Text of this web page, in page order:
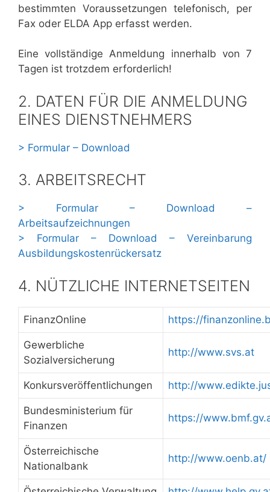
bestimmten Voraussetzungen telefonisch, per
Fax oder ELDA App erfasst werden.
Eine vollständige Anmeldung innerhalb von 7
Tagen ist trotzdem erforderlich!
2. DATEN FÜR DIE ANMELDUNG
EINES DIENSTNEHMERS
> Formular – Download
3. ARBEITSRECHT
> Formular – Download –
Arbeitsaufzeichnungen
> Formular – Download – Vereinbarung
Ausbildungskostenrückersatz
4. NÜTZLICHE INTERNETSEITEN
FinanzOnline https://
Gewerbliche
Sozialversicherung
http://www.svs.at
Konkursveröffentlichungen http://
Bundesministerium für
Finanzen
https://
Österreichische
Nationalbank
http://www.oenb.at/